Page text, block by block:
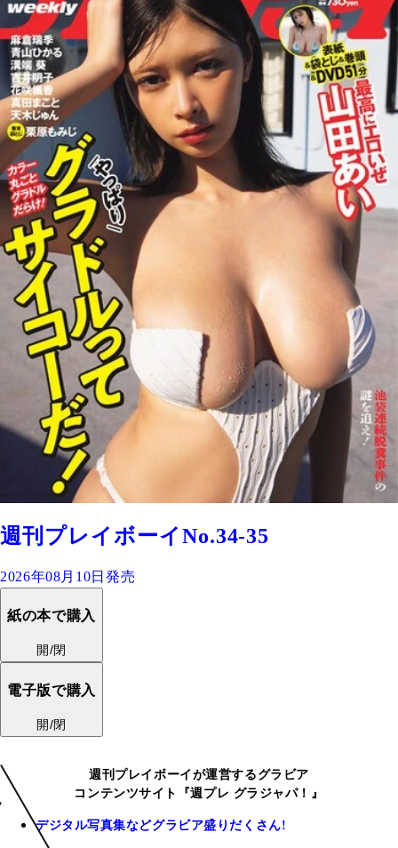
週刊プレイボーイNo.34-35
2026年08月10日発売
紙の本で購入
開/閉
電子版で購入
開/閉
週刊プレイボーイが運営するグラビア
コンテンツサイト『週プレ グラジャパ！』
デジタル写真集などグラビア盛りだくさん!